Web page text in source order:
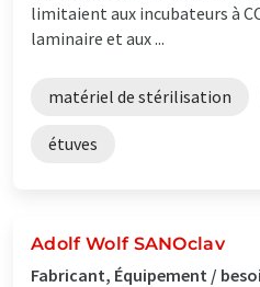
limitaient aux incubateurs à
laminaire et aux ...
matériel de stérilisation
étuves
Adolf Wolf SANOclav
Fabricant, Équipement /